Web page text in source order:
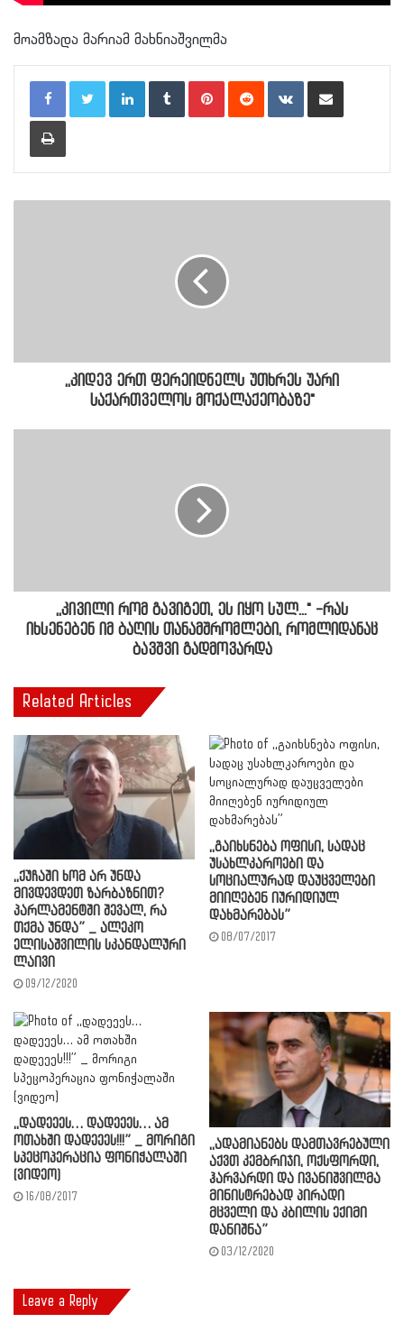
მოამზადა მარიამ მახნიაშვილმა
LinkedInTumblr PinterestReddit VKontakteShare via Email
Print
,,კიდევ ერთ ფერეიდნელს უთხრეს უარი
საქართველოს მოქალაქეობაზე"
,,კივილი რომ გავიგეთ, ეს იყო სულ..." -რას
იხსენებენ იმ ბაღის თანამშრომლები, რომლიდანაც
ბავშვი გადმოვარდა
Related Articles
,,ქუჩაში ხომ არ უნდა
მივდევდეთ ზარბაზნით?
პარლამენტში შევალ, რა
თქმა უნდა” _ ალეკო
ელისაშვილის სკანდალური
ლაივი
09/12/2020
,,გაიხსნება ოფისი, სადაც
უსახლკაროები და
სოციალურად დაუცველები
მიიღებენ იურიდიულ
დახმარებას”
08/07/2017
,,დადეეეს… დადეეეს… ამ
ოთახში დადეეეს!!!” _ მორიგი
სპეცოპერაცია ფონიჭალაში
(ვიდეო)
16/08/2017
,,ადამიანებს დამთავრებული
აქვთ კემბრიჯი, ოქსფორდი,
ჰარვარდი და ივანიშვილმა
მინისტრებად პირადი
მცველი და კბილის ექიმი
დანიშნა”
03/12/2020
Leave a Reply